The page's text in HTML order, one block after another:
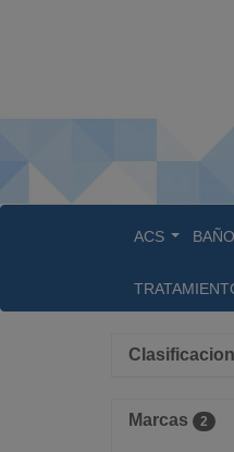
ACS
Marcas 2